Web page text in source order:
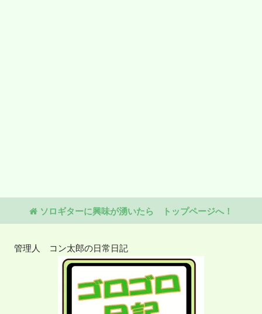
ソロギターに興味が湧いたら トップページへ！
管理人 コン太郎の日常日記